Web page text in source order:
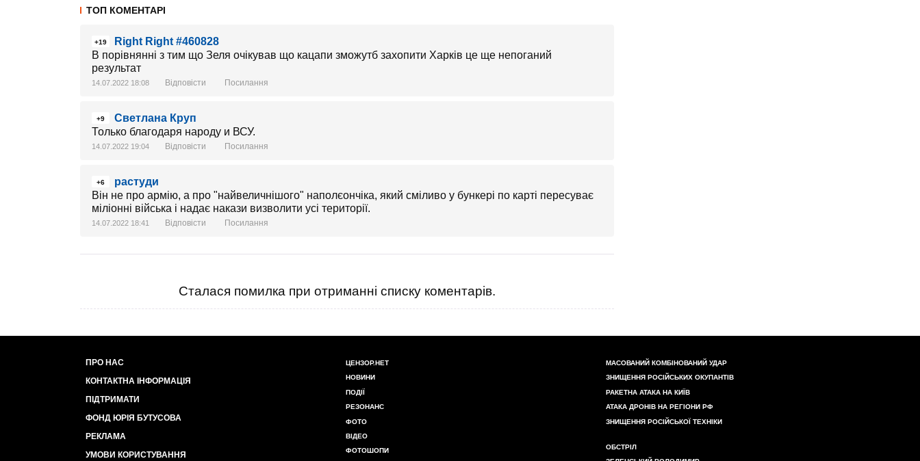
ТОП КОМЕНТАРІ
+19
Right Right #460828
В порівнянні з тим що Зеля очікував що кацапи зможутб захопити Харків це ще непоганий
результат
14.07.2022 18:08 Відповісти Посилання
+9
Светлана Круп
Только благодаря народу и ВСУ.
14.07.2022 19:04 Відповісти Посилання
+6
растуди
Він не про армію, а про "найвеличнішого" наполєончіка, який сміливо у бункері по карті пересуває
міліонні війська і надає накази визволити усі території.
14.07.2022 18:41 Відповісти Посилання
Сталася помилка при отриманні списку коментарів.
ПРО НАС
КОНТАКТНА ІНФОРМАЦІЯ
ПІДТРИМАТИ
ФОНД ЮРІЯ БУТУСОВА
РЕКЛАМА
УМОВИ КОРИСТУВАННЯ
ЦЕНЗОР.НЕТ
НОВИНИ
ПОДІЇ
РЕЗОНАНС
ФОТО
ВІДЕО
ФОТОШОПИ
МАСОВАНИЙ КОМБІНОВАНИЙ УДАР
ЗНИЩЕННЯ РОСІЙСЬКИХ ОКУПАНТІВ
РАКЕТНА АТАКА НА КИЇВ
АТАКА ДРОНІВ НА РЕГІОНИ РФ
ЗНИЩЕННЯ РОСІЙСЬКОЇ ТЕХНІКИ
ОБСТРІЛ